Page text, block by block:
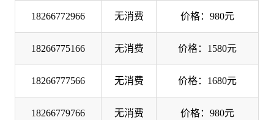
18266772966 无消费 价格：980元
18266775166 无消费 价格：1580元
18266777566 无消费 价格：1680元
18266779766 无消费 价格：980元